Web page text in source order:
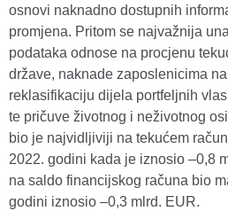
osnovi naknadno dostupnih
promjena. Pritom se najvažnija
podataka odnose na procjenu
države, naknade zaposlenicima
reklasifikaciju dijela portfeljnih
te pričuve životnog i neživotnog
bio je najvidljiviji na tekućem
2022. godini kada je iznosio –0,8
na saldo financijskog računa bio
godini iznosio –0,3 mlrd. EUR.